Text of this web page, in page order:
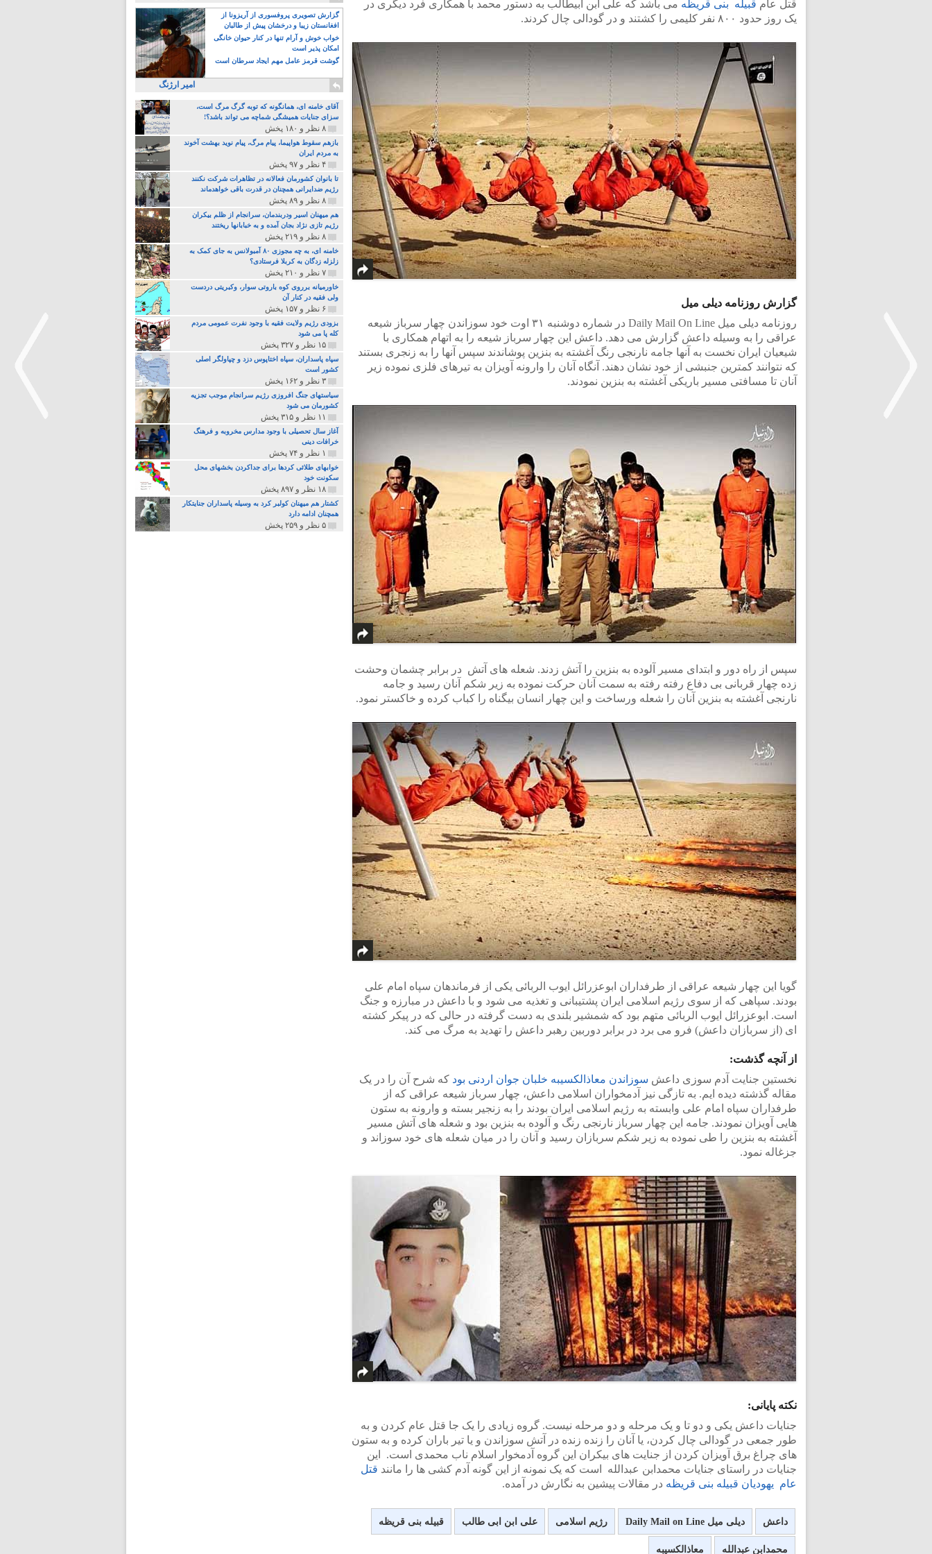
قتل عام قبیله بنی قریظه می باشد که علی ابن ابیطالب به دستور محمد با همکاری فرد دیگری در
یک روز حدود ۸۰۰ نفر کلیمی را کشتند و در گودالی چال کردند.
گزارش روزنامه دیلی میل
روزنامه دیلی میل Daily Mail On Line در شماره دوشنبه ۳۱ اوت خود سوزاندن چهار سرباز شیعه
عراقی را به وسیله داعش گزارش می دهد. داعش این چهار سرباز شیعه را به اتهام همکاری با
شیعیان ایران نخست به آنها جامه نارنجی رنگ آغشته به بنزین پوشاندند سپس آنها را به زنجری بستند
که نتوانند کمترین جنبشی از خود نشان دهند. آنگاه آنان را وارونه آویزان به تیرهای فلزی نموده زیر
آنان تا مسافتی مسیر باریکی آغشته به بنزین نمودند.
سپس از راه دور و ابتدای مسیر آلوده به بنزین را آتش زدند. شعله های آتش در برابر چشمان وحشت
زده چهار قربانی بی دفاع رفته رفته به سمت آنان حرکت نموده به زیر شکم آنان رسید و جامه
نارنجی آغشته به بنزین آنان را شعله ورساخت و این چهار انسان بیگناه را کباب کرده و خاکستر نمود.
گویا این چهار شیعه عراقی از طرفداران ابوعزرائل ایوب الربائی یکی از فرماندهان سپاه امام علی
بودند. سپاهی که از سوی رژیم اسلامی ایران پشتیبانی و تغذیه می شود و با داعش در مبارزه و جنگ
است. ابوعزرائل ایوب الربائی متهم بود که شمشیر بلندی به دست گرفته در حالی که در پیکر کشته
ای (از سربازان داعش) فرو می برد در برابر دوربین رهبر داعش را تهدید به مرگ می کند.
از آنچه گذشت:
نخستین جنایت آدم سوزی داعش سوزاندن معاذالکسیبه خلبان جوان اردنی بود که شرح آن را در یک
مقاله گذشته دیده ایم. به تازگی نیز آدمخواران اسلامی داعش، چهار سرباز شیعه عراقی که از
طرفداران سپاه امام علی وابسته به رژیم اسلامی ایران بودند را به زنجیر بسته و وارونه به ستون
هایی آویزان نمودند. جامه این چهار سرباز نارنجی رنگ و آلوده به بنزین بود و شعله های آتش مسیر
آغشته به بنزین را طی نموده به زیر شکم سربازان رسید و آنان را در میان شعله های خود سوزاند و
جزغاله نمود.
نکته پایانی:
جنایات داعش یکی و دو تا و یک مرحله و دو مرحله نیست. گروه زیادی را یک جا قتل عام کردن و به
طور جمعی در گودالی چال کردن، یا آنان را زنده زنده در آتش سوزاندن و یا تیر باران کرده و به ستون
های چراغ برق آویزان کردن از جنایت های بیکران این گروه آدمخوار اسلام ناب محمدی است. این
جنایات در راستای جنایات محمدابن عبدالله است که یک نمونه از این گونه آدم کشی ها را مانند قتل
عام یهودیان قبیله بنی قریظه در مقالات پیشین به نگارش در آمده.
داعش دیلی میل Daily Mail on Line رژیم اسلامی علی ابن ابی طالب قبیله بنی قریظه
محمدابن عبدالله معاذالکسیبه
گزارش تصویری پروفسوری از آریزونا از
افغانستان زیبا و درخشان پیش از طالبان
خواب خوش و آرام تنها در کنار حیوان خانگی
امکان پذیر است
گوشت قرمز عامل مهم ایجاد سرطان است
امیر ارژنگ
آقای خامنه ای، همانگونه که توبه گرگ مرگ است،
سزای جنایات همیشگی شماچه می تواند باشد؟!
۸ نظر و ۱۸۰ پخش
بازهم سقوط هواپیما، پیام مرگ، پیام نوید بهشت آخوند
به مردم ایران
۴ نظر و ۹۷ پخش
تا بانوان کشورمان فعالانه در تظاهرات شرکت نکنند
رژیم ضدایرانی همچنان در قدرت باقی خواهدماند
۸ نظر و ۸۹ پخش
هم میهنان اسیر ودربندمان، سرانجام از ظلم بیکران
رژیم تازی نژاد بجان آمده و به خبابانها ریختند
۸ نظر و ۲۱۹ پخش
خامنه ای، به چه مجوزی ۸۰ آمبولانس به جای کمک به
زلزله زدگان به کربلا فرستادی؟
۷ نظر و ۲۱۰ پخش
خاورمیانه برروی کوه باروتی سوار، وکبریتی دردست
ولی فقیه در کنار آن
۶ نظر و ۱۵۷ پخش
بزودی رژیم ولایت فقیه با وجود نفرت عمومی مردم
کله پا می شود
۱۵ نظر و ۳۲۷ پخش
سپاه پاسداران، سپاه اختاپوس دزد و چپاولگر اصلی
کشور است
۳ نظر و ۱۶۲ پخش
سیاستهای جنگ افروزی رژیم سرانجام موجب تجزیه
کشورمان می شود
۱۱ نظر و ۳۱۵ پخش
آغاز سال تحصیلی با وجود مدارس مخروبه و فرهنگ
خرافات دینی
۱ نظر و ۷۴ پخش
خوابهای طلائی کردها برای جداکردن بخشهای محل
سکونت خود
۱۸ نظر و ۸۹۷ پخش
کشتار هم میهنان کولبر کرد به وسیله پاسداران جنایتکار
همچنان ادامه دارد
۵ نظر و ۲۵۹ پخش